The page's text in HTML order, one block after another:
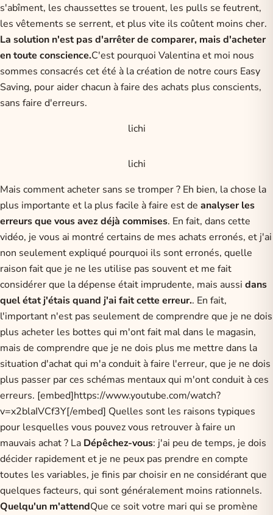
s'abîment, les chaussettes se trouent, les pulls se feutrent,
les vêtements se serrent, et plus vite ils coûtent moins cher.
La solution n'est pas d'arrêter de comparer, mais d'acheter
en toute conscience.C'est pourquoi Valentina et moi nous
sommes consacrés cet été à la création de notre cours Easy
Saving, pour aider chacun à faire des achats plus conscients,
sans faire d'erreurs.
lichi
lichi
Mais comment acheter sans se tromper ? Eh bien, la chose la
plus importante et la plus facile à faire est de analyser les
erreurs que vous avez déjà commises. En fait, dans cette
vidéo, je vous ai montré certains de mes achats erronés, et j'ai
non seulement expliqué pourquoi ils sont erronés, quelle
raison fait que je ne les utilise pas souvent et me fait
considérer que la dépense était imprudente, mais aussi dans
quel état j'étais quand j'ai fait cette erreur.. En fait,
l'important n'est pas seulement de comprendre que je ne dois
plus acheter les bottes qui m'ont fait mal dans le magasin,
mais de comprendre que je ne dois plus me mettre dans la
situation d'achat qui m'a conduit à faire l'erreur, que je ne dois
plus passer par ces schémas mentaux qui m'ont conduit à ces
erreurs. [embed]https://www.youtube.com/watch?
v=x2blaIVCf3Y[/embed] Quelles sont les raisons typiques
pour lesquelles vous pouvez vous retrouver à faire un
mauvais achat ? La Dépêchez-vous: j'ai peu de temps, je dois
décider rapidement et je ne peux pas prendre en compte
toutes les variables, je finis par choisir en ne considérant que
quelques facteurs, qui sont généralement moins rationnels.
Quelqu'un m'attendQue ce soit votre mari qui se promène